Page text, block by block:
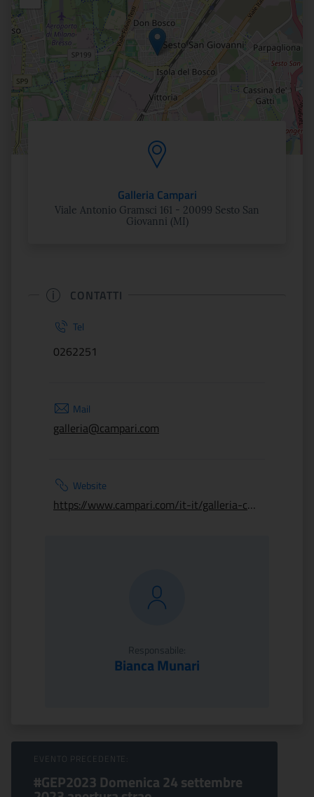
Galleria Campari
Viale Antonio Gramsci 161 - 20099 Sesto San
Giovanni (MI)
CONTATTI
Tel
0262251
Mail
galleria@campari.com
Website
https://www.campari.com/it-it/galleria-campari/
Responsabile:
Bianca Munari
Sfoglia Eventi
EVENTO PRECEDENTE:
#GEP2023 Domenica 24 settembre